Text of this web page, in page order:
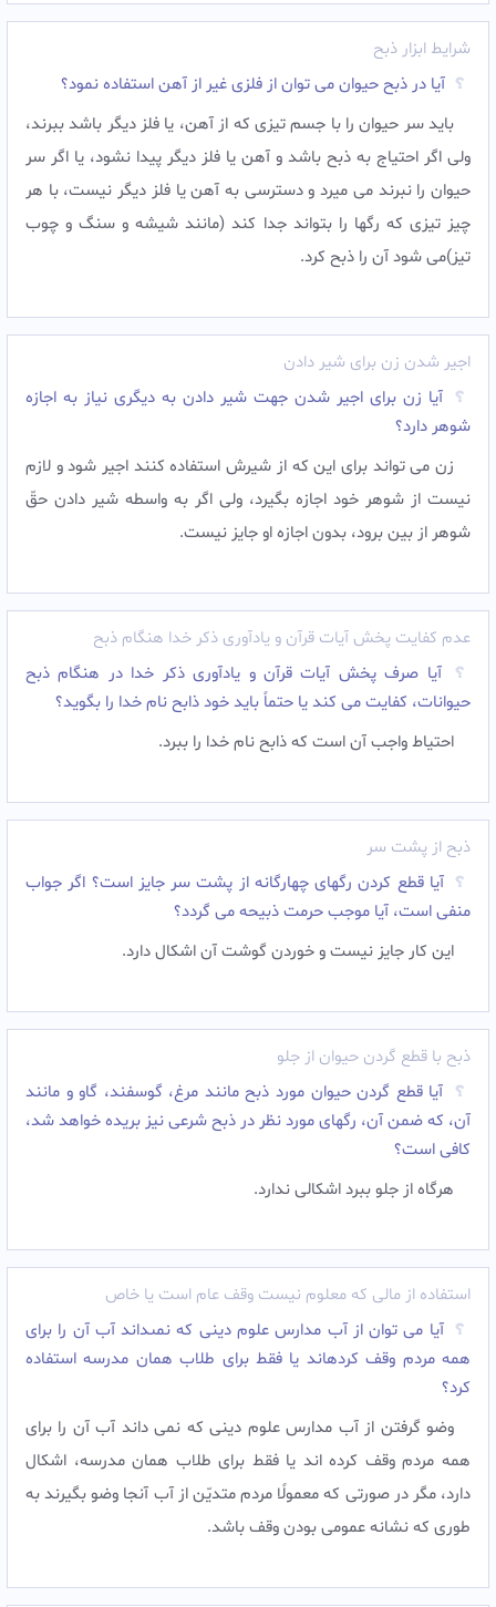
شرایط ابزار ذبح
آیا در ذبح حیوان می توان از فلزی غیر از آهن استفاده نمود؟
بايد سر حيوان را با جسم تيزى كه از آهن، يا فلز ديگر باشد ببرند،
ولى اگر احتياج به ذبح باشد و آهن یا فلز دیگر پيدا نشود، يا اگر سر
حيوان را نبرند مى ميرد و دسترسى به آهن یا فلز دیگر نيست، با هر
چيز تيزى كه رگها را بتواند جدا كند (مانند شيشه و سنگ و چوب
تيز)مى شود آن را ذبح كرد.
اجير شدن زن براى شير دادن
آیا زن برای اجیر شدن جهت شیر دادن به دیگری نیاز به اجازه
شوهر دارد؟
زن مى تواند براى اين كه از شيرش استفاده كنند اجير شود و لازم
نيست از شوهر خود اجازه بگيرد، ولى اگر به واسطه شير دادن حقّ
شوهر از بين برود، بدون اجازه او جايز نيست.
عدم کفایت پخش آیات قرآن و یادآوری ذکر خدا هنگام ذبح
آیا صرف پخش آیات قرآن و یادآورى ذکر خدا در هنگام ذبح
حیوانات، کفایت مى کند یا حتماً باید خود ذابح نام خدا را بگوید؟
احتیاط واجب آن است که ذابح نام خدا را ببرد.
ذبح از پشت سر
آیا قطع کردن رگهاى چهارگانه از پشت سر جایز است؟ اگر جواب
منفى است، آیا موجب حرمت ذبیحه مى گردد؟
این کار جایز نیست و خوردن گوشت آن اشکال دارد.
ذبح با قطع گردن حیوان از جلو
آیا قطع گردن حیوان مورد ذبح مانند مرغ، گوسفند، گاو و مانند
آن، که ضمن آن، رگهاى مورد نظر در ذبح شرعى نیز بریده خواهد شد،
کافى است؟
هرگاه از جلو ببرد اشکالى ندارد.
استفاده از مالی که معلوم نیست وقف عام است یا خاص
آیا می توان از آب مدارس علوم دينى كه نمى‏داند آب آن را براى
همه مردم وقف‏ كرده‏اند يا فقط براى طلاب همان مدرسه استفاده
کرد؟
وضو گرفتن از آب مدارس علوم دينى كه نمى داند آب آن را براى
همه مردم وقف كرده اند يا فقط براى طلاب همان مدرسه، اشكال
دارد، مگر در صورتى كه معمولًا مردم متديّن از آب آنجا وضو بگيرند به
طورى كه نشانه عمومى بودن وقف باشد.